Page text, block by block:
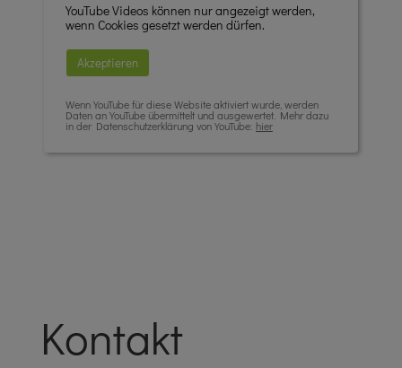
YouTube Videos können nur angezeigt werden,
wenn Cookies gesetzt werden dürfen.
Akzeptieren
Wenn YouTube für diese Website aktiviert wurde, werden
Daten an YouTube übermittelt und ausgewertet. Mehr dazu
in der Datenschutzerklärung von YouTube: hier
Kontakt